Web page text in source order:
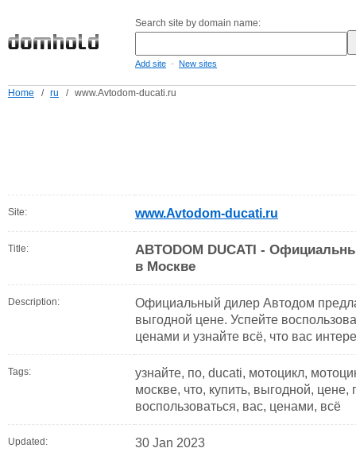
Search site by domain name:
Add site - New sites
Home / ru / www.Avtodom-ducati.ru
Site: www.Avtodom-ducati.ru
Title:
ABTODOM DUCATI -
в Москве
Description:
Официальный дилер Автодом
выгодной цене. Успейте
ценами и узнайте всё, что вас
Tags:
узнайте, по, ducati, мотоцикл,
москве, что, купить, выгодной, цене,
воспользоваться, вас, ценами, всё
Updated: 30 Jan 2023